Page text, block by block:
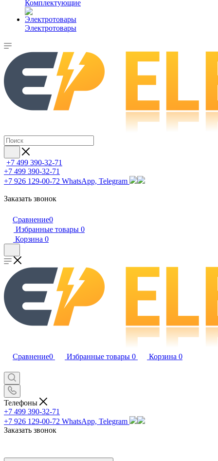
Комплектующие
Электротовары
+7 499 390-32-71
+7 499 390-32-71
+7 926 129-00-72 WhatsApp, Telegram
Заказать звонок
Сравнение0
Избранные товары 0
Корзина 0
Сравнение0 Избранные товары 0 Корзина 0
Телефоны
+7 499 390-32-71
+7 926 129-00-72 WhatsApp, Telegram
Заказать звонок